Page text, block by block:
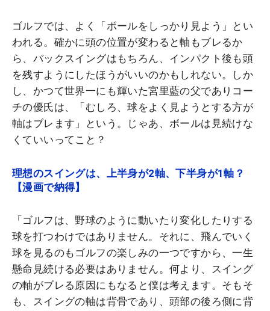
ゴルフでは、よく「ボールをしっかり見よう」とい
われる。確かに頭の位置が変わると軸もブレるか
ら、バックスイングはもちろん、インパクト後も頭
を残すようにしたほうがいいのかもしれない。しか
し、かつて世界一にも輝いた宮里藍の父でありコー
チの優氏は、「むしろ、球をよく見ようとする方が
軸はブレます」という。じゃあ、ボールは見続けな
くていいってこと？
理想のスイングは、上半身が2軸、下半身が1軸？
【漫画で納得】
「ゴルフは、野球のように動いたり変化したりする
球を打つわけではありません。それに、飛んでいく
球を見るのもゴルフの楽しみの一つですから、一生
懸命見続ける必要はありません。何より、スイング
の軸がブレる原因にもなると僕は考えます。そもそ
も、スイングの軸は背骨であり、頭部の後ろ側に背